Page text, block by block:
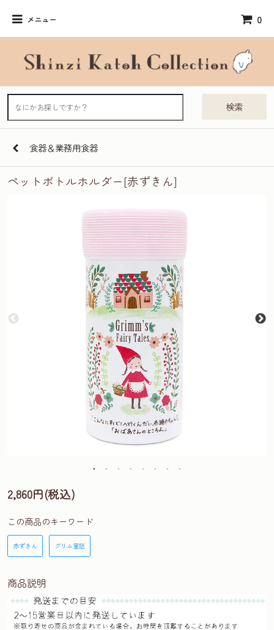
メニュー 0
検索
食器＆業務用食器
ペットボトルホルダー[赤ずきん]
2,860円(税込)
この商品のキーワード
赤ずきん グリム童話
商品説明